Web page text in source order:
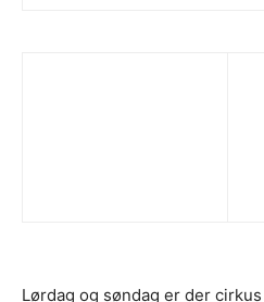
Lørdag og søndag er der